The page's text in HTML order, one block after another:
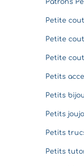
Patrons
Petite
Petite
Petite
Petits
Petits
Petits
Petits
Petits